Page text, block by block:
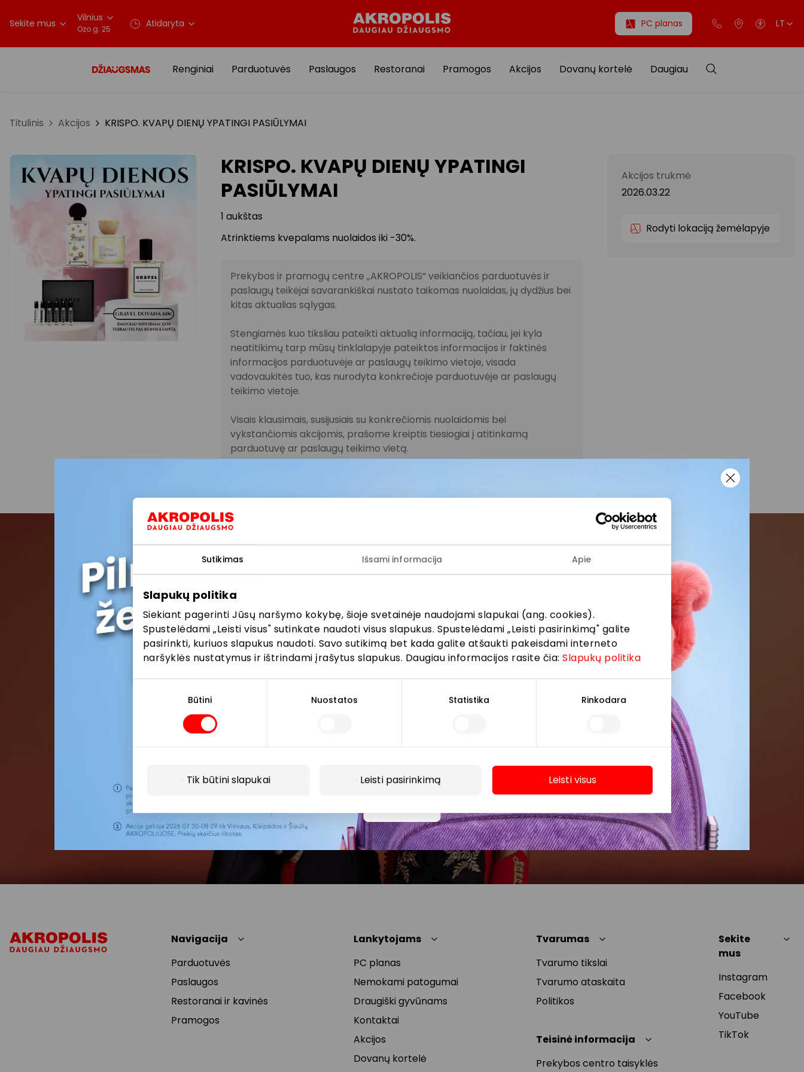
Sutikimas Išsami informacija Apie
Slapukų politika
Siekiant pagerinti Jūsų naršymo kokybę, šioje svetainėje naudojami slapukai (ang. cookies).
Spustelėdami „Leisti visus" sutinkate naudoti visus slapukus. Spustelėdami „Leisti pasirinkimą" galite
pasirinkti, kuriuos slapukus naudoti. Savo sutikimą bet kada galite atšaukti pakeisdami interneto
naršyklės nustatymus ir ištrindami įrašytus slapukus. Daugiau informacijos rasite čia:Slapukų politika
Būtini Nuostatos Statistika Rinkodara
Tik būtini slapukai Leisti pasirinkimą Leisti visus
Sekite mus Vilnius
Ozo g. 25 Atidaryta PC planas LT
Renginiai Parduotuvės Paslaugos Restoranai Pramogos Akcijos Dovanų kortelė Daugiau
Titulinis Akcijos KRISPO. KVAPŲ DIENŲ YPATINGI PASIŪLYMAI
KRISPO. KVAPŲ DIENŲ YPATINGI
PASIŪLYMAI
1 aukštas
Atrinktiems kvepalams nuolaidos iki -30%.
Prekybos ir pramogų centre „AKROPOLIS“ veikiančios parduotuvės ir
paslaugų teikėjai savarankiškai nustato taikomas nuolaidas, jų dydžius bei
kitas aktualias sąlygas.
Stengiamės kuo tiksliau pateikti aktualią informaciją, tačiau, jei kyla
neatitikimų tarp mūsų tinklalapyje pateiktos informacijos ir faktinės
informacijos parduotuvėje ar paslaugų teikimo vietoje, visada
vadovaukitės tuo, kas nurodyta konkrečioje parduotuvėje ar paslaugų
teikimo vietoje.
Visais klausimais, susijusiais su konkrečiomis nuolaidomis bei
vykstančiomis akcijomis, prašome kreiptis tiesiogiai į atitinkamą
parduotuvę ar paslaugų teikimo vietą.
Akcijos trukmė
2026.03.22
Rodyti lokaciją žemėlapyje
Prisijunkite prie mūsų bendruomenės
Pirmieji sužinokite apie geriausius pasiūlymus, renginius ir naujausią informaciją iš
AKROPOLIS prekybos centro.
UAB Tavo el. pašto duomenis tvarkys naujienlaiškių
siuntimo tikslu. Sutikimą galėsi bet kuriuo metu
naujienlaiškyje arba kreipiantis
privatumas@akropolis.lt.
Navigacija
Parduotuvės
Paslaugos
Restoranai ir kavinės
Pramogos
Lankytojams
PC planas
Nemokami patogumai
Draugiški gyvūnams
Kontaktai
Akcijos
Dovanų kortelė
Tvarumas
Tvarumo tikslai
Tvarumo ataskaita
Politikos
Teisinė informacija
Prekybos centro taisyklės
Sekite
mus
Instagram
Facebook
YouTube
TikTok